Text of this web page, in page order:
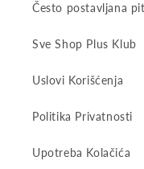
Često postavljana
Sve Shop Plus Klub
Uslovi Korišćenja
Politika Privatnosti
Upotreba Kolačića